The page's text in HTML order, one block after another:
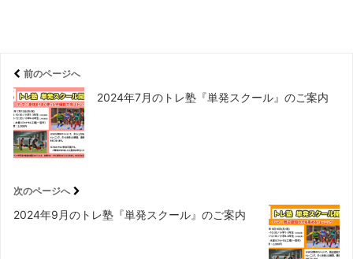
前のページへ
2024年7月のトレ塾『単発スクール』のご案内
次のページへ
2024年9月のトレ塾『単発スクール』のご案内